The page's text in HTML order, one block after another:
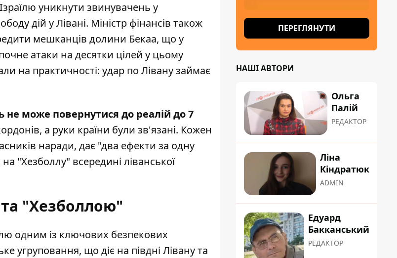
уникнути звинувачень у
дій у Лівані. Міністр фінансів також
мешканців долини Бекаа, що у
атаки на десятки цілей у цьому
на практичності: удар по Лівану займає
не може повернутися до реалій до 7
а руки країни були зв'язані. Кожен
наради, дає "два ефекти за одну
"Хезболлу" всередині ліванської
та "Хезболлою"
одним із ключових безпекових
угруповання, що діє на півдні Лівану та
ПЕРЕГЛЯНУТИ
НАШІ АВТОРИ
Ольга
Палій
РЕДАКТОР
Ліна
Кіндратюк
ADMIN
Едуард
Бакканський
РЕДАКТОР